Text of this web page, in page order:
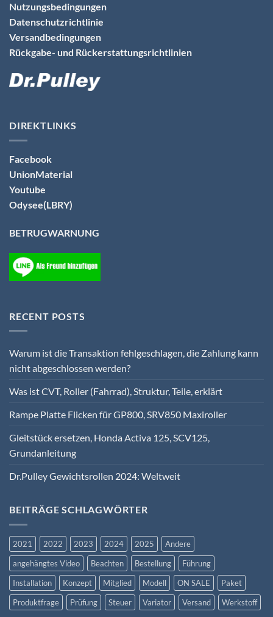
Nutzungsbedingungen
Datenschutzrichtlinie
Versandbedingungen
Rückgabe- und Rückerstattungsrichtlinien
DIREKTLINKS
Facebook
UnionMaterial
Youtube
Odysee(LBRY)
BETRUGWARNUNG
RECENT POSTS
Warum ist die Transaktion fehlgeschlagen, die Zahlung kann
nicht abgeschlossen werden?
Was ist CVT, Roller (Fahrrad), Struktur, Teile, erklärt
Rampe Platte Flicken für GP800, SRV850 Maxiroller
Gleitstück ersetzen, Honda Activa 125, SCV125,
Grundanleitung
Dr.Pulley Gewichtsrollen 2024: Weltweit
BEITRÄGE SCHLAGWÖRTER
2021 2022 2023 2024 2025
Andere
angehängtes Video
Beachten Bestellung
Führung
Installation
Konzept Mitglied Modell ON SALE
Paket
Produktfrage
Prüfung Steuer Variator Versand Werkstoff